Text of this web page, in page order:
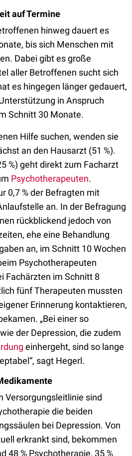
auf Termine
hinweg dauert es
bis sich Menschen mit
Dabei gibt es große
aller Betroffenen sucht sich
es hingegen länger gedauert,
in Anspruch
Schnitt 30 Monate.
Hilfe suchen, wenden sie
an den Hausarzt (51 %).
%) geht direkt zum Facharzt
Psychotherapeuten.
0,7 % der Befragten mit
an. In der Befragung
rückblickend jedoch von
ehe eine Behandlung
an, im Schnitt 10 Wochen
Psychotherapeuten
Fachärzten im Schnitt 8
fünf Therapeuten mussten
Erinnerung kontaktieren,
„Bei einer so
der Depression, die zudem
einhergeht, sind so lange
sagt Hegerl.
Versorgungsleitlinie sind
die beiden
bei Depression. Von
erkrankt sind, bekommen
48 % Psychotherapie, 35 %